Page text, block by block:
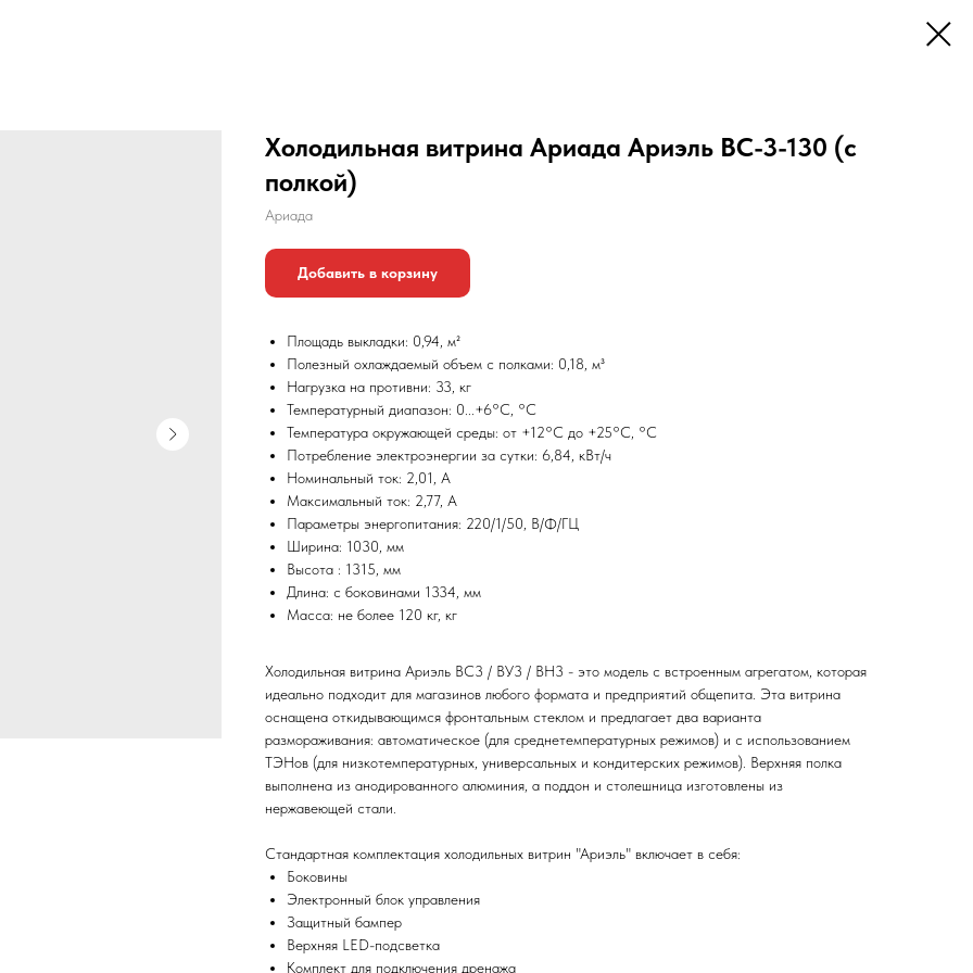
Холодильная витрина Ариада Ариэль ВС-3-130 (с
полкой)
Ариада
Добавить в корзину
Площадь выкладки: 0,94, м²
Полезный охлаждаемый объем с полками: 0,18, м³
Нагрузка на противни: 33, кг
Температурный диапазон: 0...+6°C, °С
Температура окружающей среды: от +12°C до +25°C, °С
Потребление электроэнергии за сутки: 6,84, кВт/ч
Номинальный ток: 2,01, А
Максимальный ток: 2,77, А
Параметры энергопитания: 220/1/50, В/Ф/ГЦ
Ширина: 1030, мм
Высота : 1315, мм
Длина: с боковинами 1334, мм
Масса: не более 120 кг, кг
Холодильная витрина Ариэль ВС3 / ВУ3 / ВН3 - это модель с встроенным агрегатом, которая
идеально подходит для магазинов любого формата и предприятий общепита. Эта витрина
оснащена откидывающимся фронтальным стеклом и предлагает два варианта
размораживания: автоматическое (для среднетемпературных режимов) и с использованием
ТЭНов (для низкотемпературных, универсальных и кондитерских режимов). Верхняя полка
выполнена из анодированного алюминия, а поддон и столешница изготовлены из
нержавеющей стали.
Стандартная комплектация холодильных витрин "Ариэль" включает в себя:
Боковины
Электронный блок управления
Защитный бампер
Верхняя LED-подсветка
Комплект для подключения дренажа